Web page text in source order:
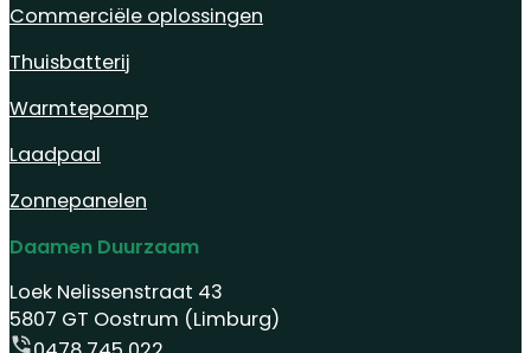
Commerciële oplossingen
Thuisbatterij
Warmtepomp
Laadpaal
Zonnepanelen
Daamen Duurzaam
Loek Nelissenstraat 43
5807 GT Oostrum (Limburg)